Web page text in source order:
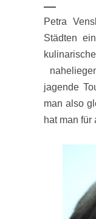
Petra
Städten
jagende
man also
hat man für